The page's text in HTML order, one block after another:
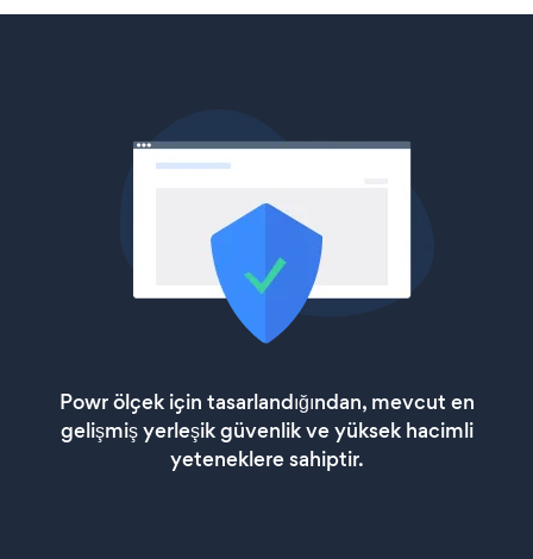
Powr ölçek için tasarlandığından, mevcut en
gelişmiş yerleşik güvenlik ve yüksek hacimli
yeteneklere sahiptir.